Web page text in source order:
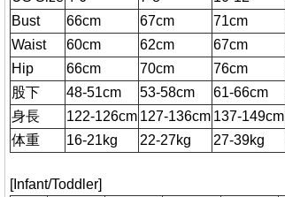
Bust
66cm 67cm 71cm
Waist
60cm 62cm 67cm
Hip
66cm 70cm 76cm
股下
48-51cm 53-58cm 61-66cm
身長
122-126cm 127-136cm 137-149cm
体重
16-21kg 22-27kg 27-39kg
[Infant/Toddler]